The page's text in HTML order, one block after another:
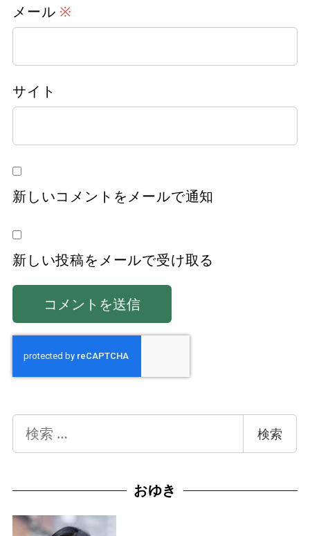
メール ※
サイト
新しいコメントをメールで通知
新しい投稿をメールで受け取る
検索
おゆき